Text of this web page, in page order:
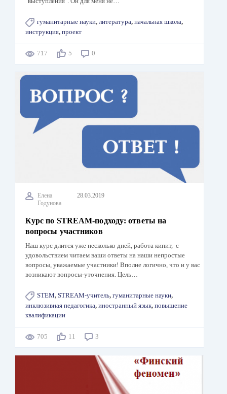
гуманитарные науки, литература, начальная школа,
инструкция, проект
717 5 0
Елена
Годунова
28.03.2019
Курс по STREAM-подходу: ответы на
вопросы участников
Наш курс длится уже несколько дней, работа кипит, с
удовольствием читаем ваши ответы на наши непростые
вопросы, уважаемые участники! Вполне логично, что и у вас
возникают вопросы-уточнения. Цель…
STEM, STREAM-учитель, гуманитарные науки,
инклюзивная педагогика, иностранный язык, повышение
квалификации
705 11 3